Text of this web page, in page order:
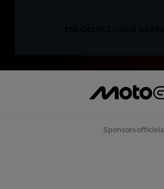
Sponsors officiels